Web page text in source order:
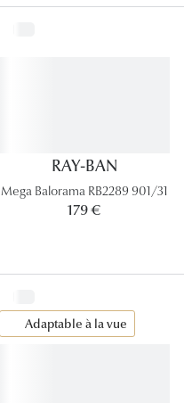
Voir tous
RAY-BAN
Mega Balorama RB2289 901/31
179 €
Adaptable à la vue